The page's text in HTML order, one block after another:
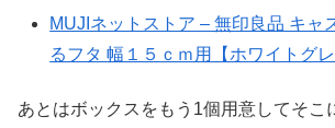
MUJIネットストア – 無印良品 キャ
るフタ 幅１５ｃｍ用【ホワイトグレ
あとはボックスをもう1個用意してそこ